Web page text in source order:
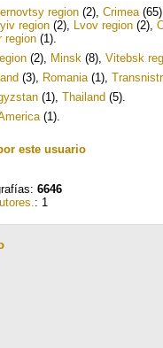
region (2), Crimea(65)
region (2), Lvov region (2),
region (1).
(2), Minsk (8), Vitebsk
(3), Romania(1),
(1), Thailand (5).
(1).
este usuario
6646
: 1